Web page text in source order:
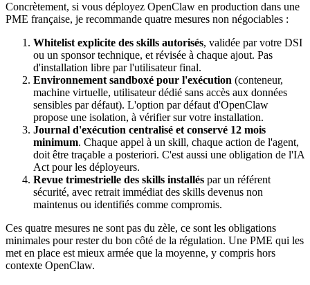
Concrètement, si vous déployez OpenClaw en production dans une
PME française, je recommande quatre mesures non négociables :
Whitelist explicite des skills autorisés, validée par votre DSI
ou un sponsor technique, et révisée à chaque ajout. Pas
d'installation libre par l'utilisateur final.
Environnement sandboxé pour l'exécution (conteneur,
machine virtuelle, utilisateur dédié sans accès aux données
sensibles par défaut). L'option par défaut d'OpenClaw
propose une isolation, à vérifier sur votre installation.
Journal d'exécution centralisé et conservé 12 mois
minimum. Chaque appel à un skill, chaque action de l'agent,
doit être traçable a posteriori. C'est aussi une obligation de l'IA
Actpour les déployeurs.
Revue trimestrielle des skills installés par un référent
sécurité, avec retrait immédiat des skills devenus non
maintenus ou identifiés comme compromis.
Ces quatre mesures ne sont pas du zèle, ce sont les obligations
minimales pour rester du bon côté de la régulation. Une PME qui les
met en place est mieux armée que la moyenne, y compris hors
contexte OpenClaw.